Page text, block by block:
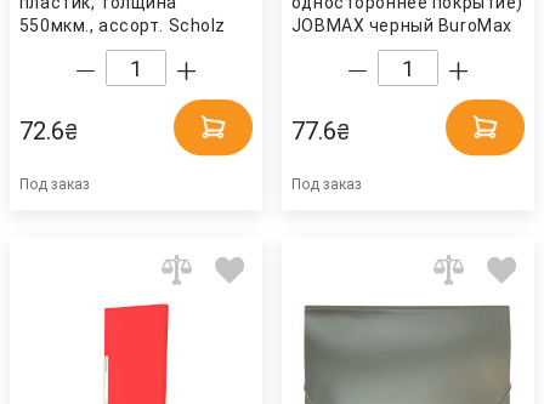
550мкм., ассорт. Scholz
72.6₴
Под заказ
JOBMAX черный BuroMax
77.6₴
Под заказ